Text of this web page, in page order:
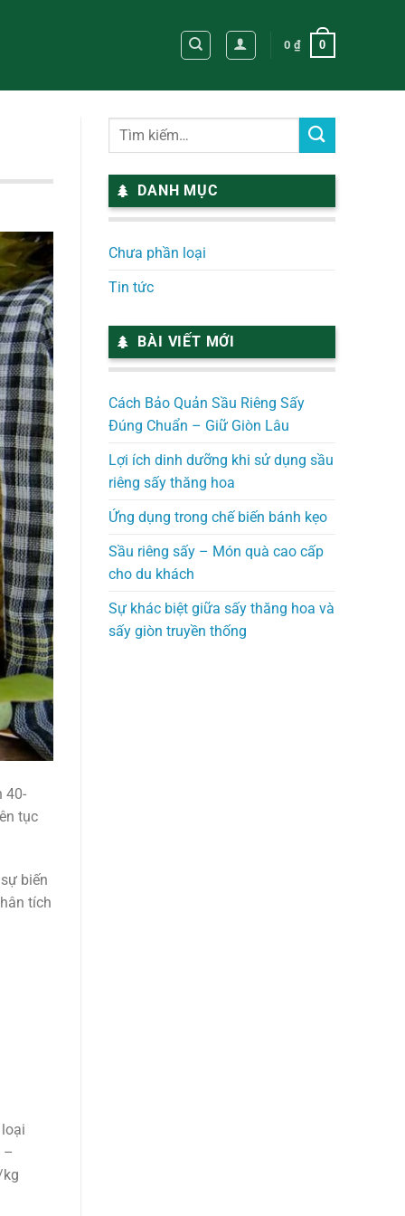
0 ₫ 0
40-
tục
biến
tích
–
DANH MỤC
Chưa phần loại
Tin tức
BÀI VIẾT MỚI
Cách Bảo Quản Sầu Riêng Sấy
Đúng Chuẩn – Giữ Giòn Lâu
Lợi ích dinh dưỡng khi sử dụng sầu
riêng sấy thăng hoa
Ứng dụng trong chế biến bánh kẹo
Sầu riêng sấy – Món quà cao cấp
cho du khách
Sự khác biệt giữa sấy thăng hoa và
sấy giòn truyền thống